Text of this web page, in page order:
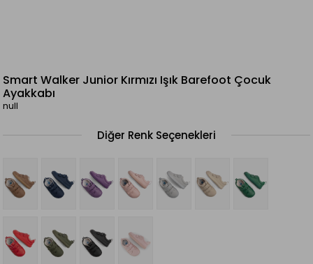
Smart Walker Junior Kırmızı Işık Barefoot Çocuk
Ayakkabı
null
Diğer Renk Seçenekleri